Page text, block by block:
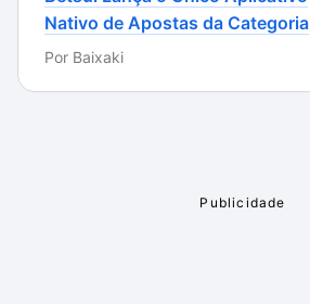
Nativo de Apostas da Categoria
Por Baixaki